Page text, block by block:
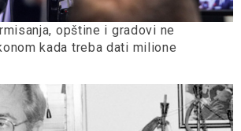
opštine i gradovi ne
kada treba dati milione